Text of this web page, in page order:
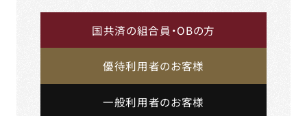
国共済の組合員・OBの方
優待利用者のお客様
一般利用者のお客様